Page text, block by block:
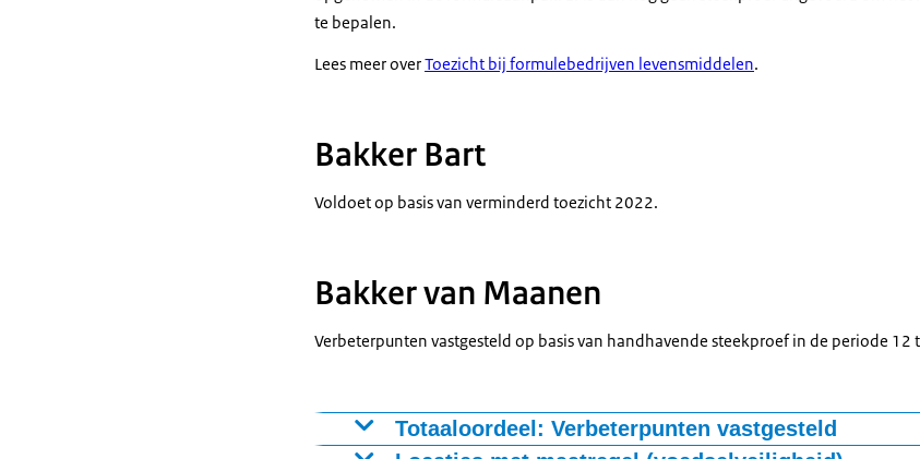
te bepalen.
Lees meer overToezicht bij formulebedrijven levensmiddelen.
Bakker Bart
Voldoet op basis van verminderd toezicht 2022.
Bakker van Maanen
Verbeterpunten vastgesteld op basis van handhavende steekproef in de periode
Totaaloordeel: Verbeterpunten vastgesteld